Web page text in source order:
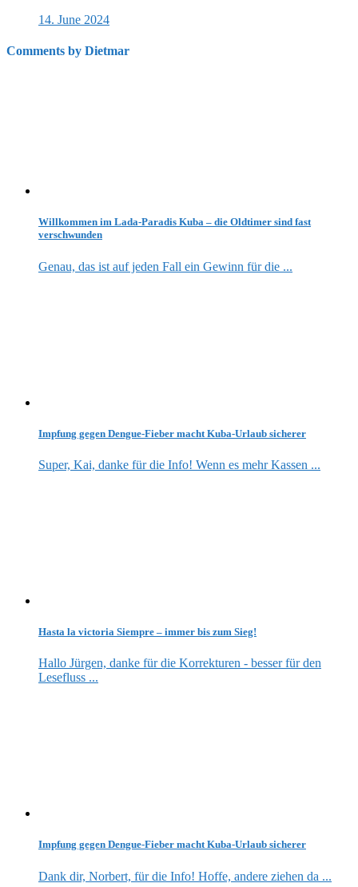
14. June 2024
Comments by Dietmar
Willkommen im Lada-Paradis Kuba – die Oldtimer sind fast
verschwunden
Genau, das ist auf jeden Fall ein Gewinn für die ...
Impfung gegen Dengue-Fieber macht Kuba-Urlaub sicherer
Super, Kai, danke für die Info! Wenn es mehr Kassen ...
Hasta la victoria Siempre – immer bis zum Sieg!
Hallo Jürgen, danke für die Korrekturen - besser für den
Lesefluss ...
Impfung gegen Dengue-Fieber macht Kuba-Urlaub sicherer
Dank dir, Norbert, für die Info! Hoffe, andere ziehen da ...